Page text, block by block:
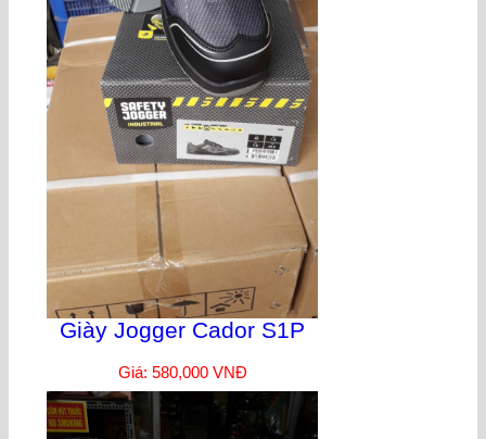
Giày Jogger Cador S1P
Giá: 580,000 VNĐ